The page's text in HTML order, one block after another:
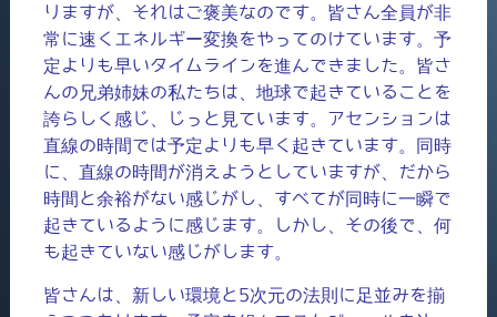
りますが、それはご褒美なのです。皆さん全員が非
常に速くエネルギー変換をやってのけています。予
定よりも早いタイムラインを進んできました。皆さ
んの兄弟姉妹の私たちは、地球で起きていることを
誇らしく感じ、じっと見ています。アセンションは
直線の時間では予定よりも早く起きています。同時
に、直線の時間が消えようとしていますが、だから
時間と余裕がない感じがし、すべてが同時に一瞬で
起きているように感じます。しかし、その後で、何
も起きていない感じがします。
皆さんは、新しい環境と5次元の法則に足並みを揃